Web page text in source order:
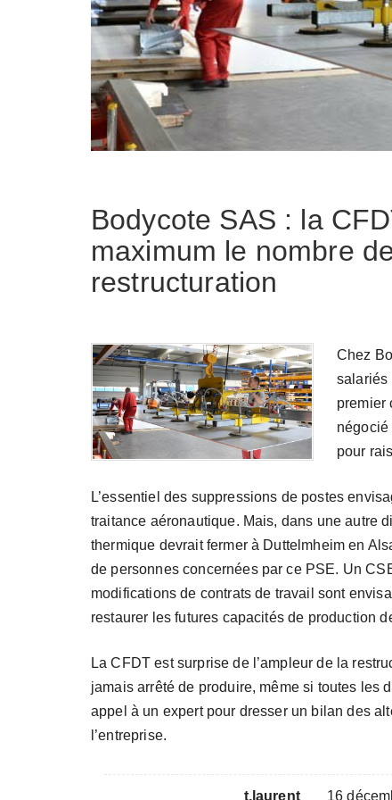
Bodycote SAS : la
maximum le nombre
restructuration
Chez
salariés
premier
négocié
pour
L’essentiel des suppressions de postes
traitance aéronautique. Mais, dans une autre
thermique devrait fermer à Duttelmheim en
de personnes concernées par ce PSE. Un
modifications de contrats de travail sont
restaurer les futures capacités de production
La CFDT est surprise de l’ampleur de la
jamais arrêté de produire, même si toutes les
appel à un expert pour dresser un bilan des
l’entreprise.
t.laurent 16